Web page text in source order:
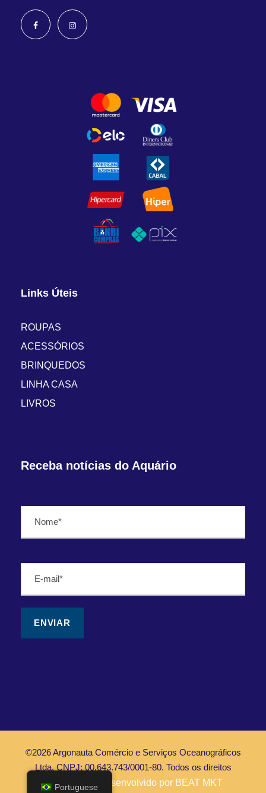
Links Úteis
ROUPAS
ACESSÓRIOS
BRINQUEDOS
LINHA CASA
LIVROS
Receba notícias do Aquário
©2026 Argonauta Comércio e Serviços Oceanográficos
Ltda. CNPJ: 00.643.743/0001-80. Todos os direitos
Reservados |
Desenvolvido por BEAT MKT
Portuguese